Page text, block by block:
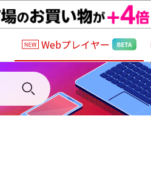
Webプレイヤー